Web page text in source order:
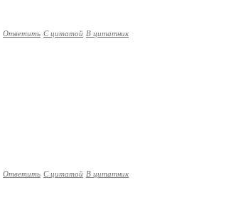
Ответить С цитатой В цитатник
Ответить С цитатой В цитатник